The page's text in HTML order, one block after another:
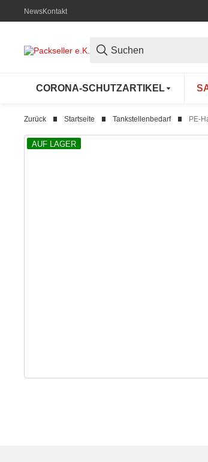
NewsKontakt
CORONA-SCHUTZARTIKEL
Zurück Startseite Tankstellenbedarf PE-
AUF LAGER